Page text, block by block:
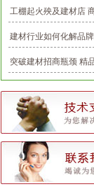
人信息，多为向业主
工棚起火殃及建材店
援避免损失
建材行业如何化解品
突破建材招商瓶颈 精
一套